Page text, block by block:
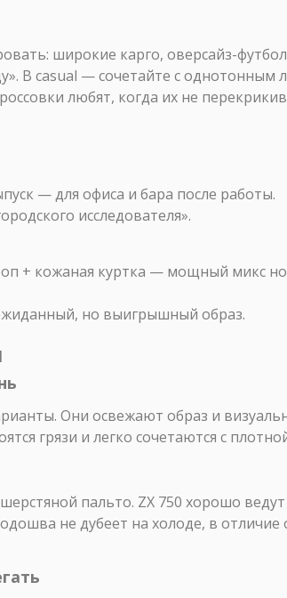
широкие карго, оверсайз-
В casual — сочетайте с однотонным
любят, когда их не
— для офиса и бара после работы.
исследователя».
+ кожаная куртка — мощный микс
но выигрышный образ.
Они освежают образ и
грязи и легко сочетаются с
пальто. ZX 750 хорошо ведут
не дубеет на холоде, в отличие